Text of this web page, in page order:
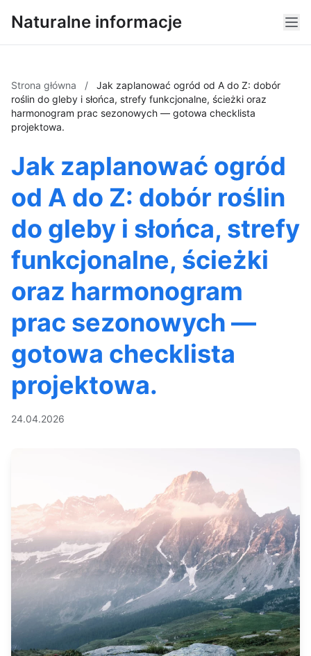
Naturalne informacje
Strona główna /
Jak zaplanować ogród od A do Z: dobór
roślin do gleby i słońca, strefy funkcjonalne, ścieżki oraz
harmonogram prac sezonowych — gotowa checklista
projektowa.
Jak zaplanować ogród
od A do Z: dobór roślin
do gleby i słońca, strefy
funkcjonalne, ścieżki
oraz harmonogram
prac sezonowych —
gotowa checklista
projektowa.
24.04.2026